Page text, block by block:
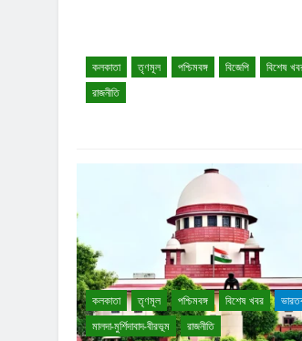
কলকাতা তৃণমূল পশ্চিমবঙ্গ বিজেপি
বিশেষ
রাজনীতি
কলকাতা তৃণমূল পশ্চিমবঙ্গ বিশেষ খবর
মালদা-মুর্শিদাবাদ-বীরভূম
রাজনীতি